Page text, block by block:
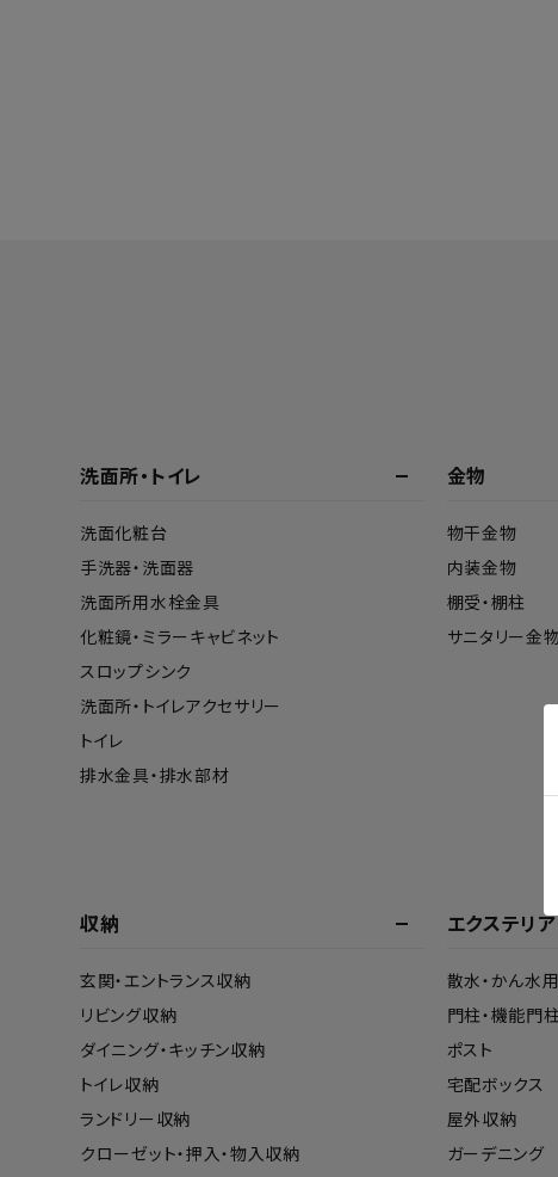
洗面所・トイレ
洗面化粧台
手洗器・洗面器
洗面所用水栓金具
化粧鏡・ミラーキャビネット
スロップシンク
洗面所・トイレアクセサリー
トイレ
排水金具・排水部材
金物
物干金物
内装金物
棚受・棚柱
サニタリー金
収納
玄関・エントランス収納
リビング収納
ダイニング・キッチン収納
トイレ収納
ランドリー収納
クローゼット・押入・物入収納
エクステリ
散水・かん水
門柱・機能門
ポスト
宅配ボックス
屋外収納
ガーデニング